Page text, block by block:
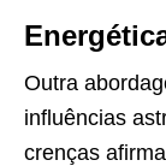
Outra
influências
crenças